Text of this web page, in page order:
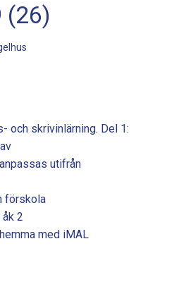
(26)
och skrivinlärning. Del 1:
utifrån
förskola
2
med iMAL